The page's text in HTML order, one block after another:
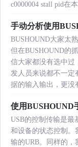
c0000004 stall pid在
手动分析使用
BUSHOUND大家太
但在BUSHOUND的
信大家都没有选中过
发人员来说都不一定
据的输入输出，更没
使用BUSHOUND
USB的控制传输是最
和设备的状态控制。
输的URB。同样的，